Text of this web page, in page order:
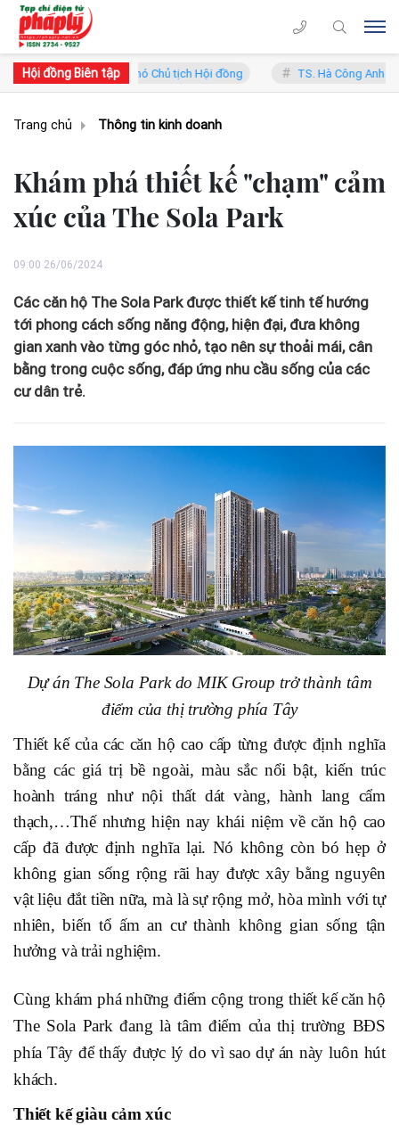
Hội đồng Biên tập
Lý - Phó Chủ tịch Hội đồng TS. Hà Công Anh Bảo - Phó Chủ
Trang chủ Thông tin kinh doanh
Khám phá thiết kế "chạm" cảm
xúc của The Sola Park
09:00 26/06/2024
Các căn hộ The Sola Park được thiết kế tinh tế hướng
tới phong cách sống năng động, hiện đại, đưa không
gian xanh vào từng góc nhỏ, tạo nên sự thoải mái, cân
bằng trong cuộc sống, đáp ứng nhu cầu sống của các
cư dân trẻ.
Dự án The Sola Park do MIK Group trở thành tâm
điểm của thị trường phía Tây
Thiết kế của các căn hộ cao cấp từng được định nghĩa
bằng các giá trị bề ngoài, màu sắc nổi bật, kiến trúc
hoành tráng như nội thất dát vàng, hành lang cẩm
thạch,…Thế nhưng hiện nay khái niệm về căn hộ cao
cấp đã được định nghĩa lại. Nó không còn bó hẹp ở
không gian sống rộng rãi hay được xây bằng nguyên
vật liệu đắt tiền nữa, mà là sự rộng mở, hòa mình với tự
nhiên, biến tổ ấm an cư thành không gian sống tận
hưởng và trải nghiệm.
Cùng khám phá những điểm cộng trong thiết kế căn hộ
The Sola Park đang là tâm điểm của thị trường BĐS
phía Tây để thấy được lý do vì sao dự án này luôn hút
khách.
Thiết kế giàu cảm xúc